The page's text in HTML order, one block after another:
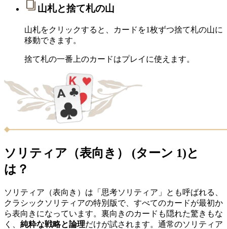
山札と捨て札の山
山札をクリックすると、カードを1枚ずつ捨て札の山に
移動できます。
捨て札の一番上のカードはプレイに使えます。
ソリティア（表向き） (ターン 1)と
は？
ソリティア（表向き）は「思考ソリティア」とも呼ばれる、
クラシックソリティアの特別版で、すべてのカードが最初か
ら表向きになっています。裏向きのカードも隠れた驚きもな
く、 純粋な戦略と論理だけが試されます。通常のソリティア